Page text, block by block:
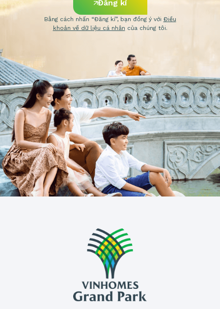
Bằng cách nhấn “Đăng kí”, bạn đồng ý với Điều
khoản về dữ liệu cá nhân của chúng tôi.
Đăng kí